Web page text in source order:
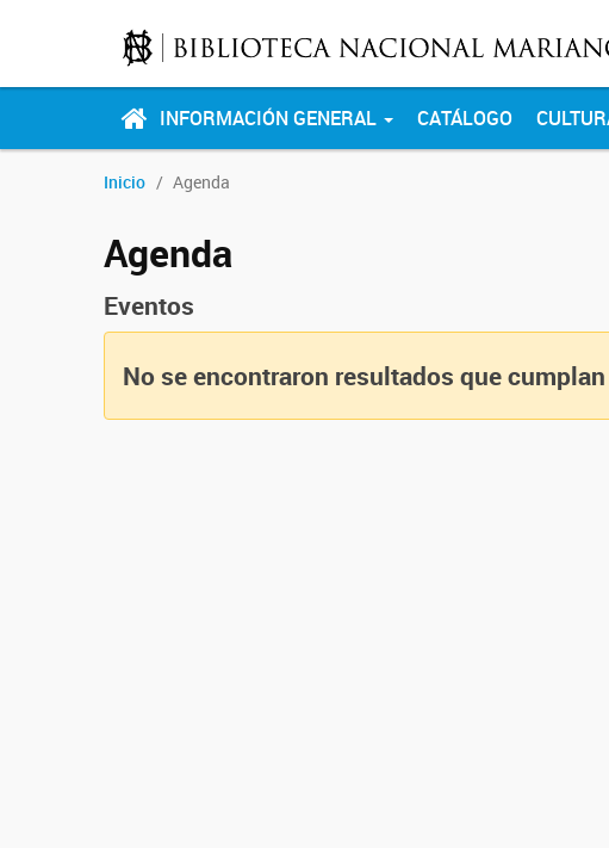
INFORMACIÓN GENERAL CATÁLOGO
Inicio Agenda
Agenda
Eventos
No se encontraron resultados que